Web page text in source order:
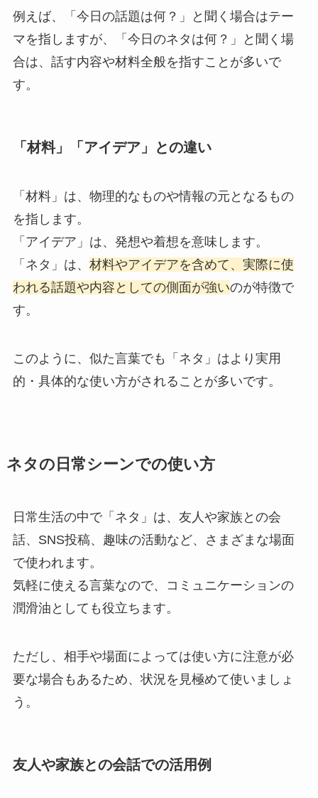
例えば、「今日の話題は何？」と聞く場合はテー
マを指しますが、「今日のネタは何？」と聞く場
合は、話す内容や材料全般を指すことが多いで
す。
「材料」「アイデア」との違い
「材料」は、物理的なものや情報の元となるもの
を指します。
「アイデア」は、発想や着想を意味します。
「ネタ」は、 材料やアイデアを含めて、実際に使
われる話題や内容としての側面が強いのが特徴で
す。
このように、似た言葉でも「ネタ」はより実用
的・具体的な使い方がされることが多いです。
ネタの日常シーンでの使い方
日常生活の中で「ネタ」は、友人や家族との会
話、SNS投稿、趣味の活動など、さまざまな場面
で使われます。
気軽に使える言葉なので、コミュニケーションの
潤滑油としても役立ちます。
ただし、相手や場面によっては使い方に注意が必
要な場合もあるため、状況を見極めて使いましょ
う。
友人や家族との会話での活用例